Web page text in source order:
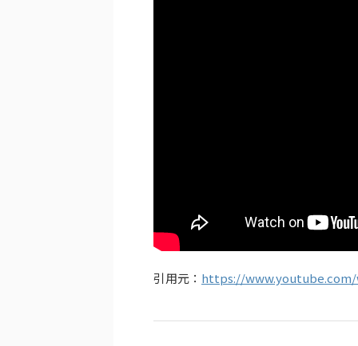
引用元： https://www.youtube.com/